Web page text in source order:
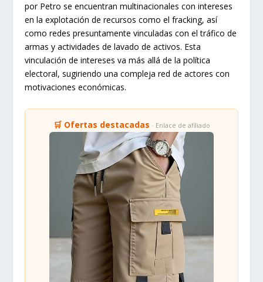
por Petro se encuentran multinacionales con intereses
en la explotación de recursos como el fracking, así
como redes presuntamente vinculadas con el tráfico de
armas y actividades de lavado de activos. Esta
vinculación de intereses va más allá de la política
electoral, sugiriendo una compleja red de actores con
motivaciones económicas.
🛒 Ofertas destacadas · Enlace de afiliado